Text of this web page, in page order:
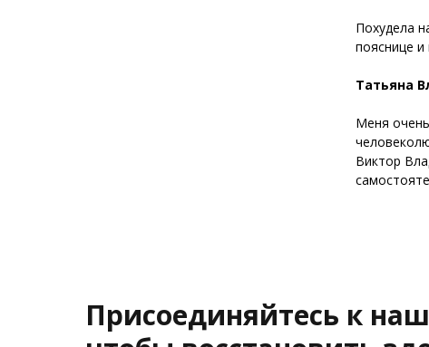
Похудела
пояснице и
Татьяна
Меня
Виктор
Присоединяйтесь к